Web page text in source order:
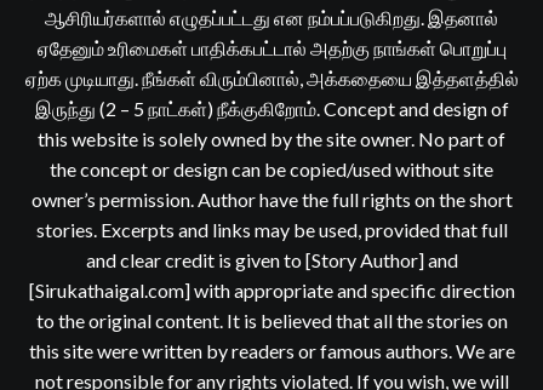
ஆசிரியர்களால் எழுதப்பட்டது என நம்பப்படுகிறது. இதனால்
ஏதேனும் உரிமைகள் பாதிக்கபட்டால் அதற்கு நாங்கள் பொறுப்பு
ஏற்க முடியாது. நீங்கள் விரும்பினால், அக்கதையை இத்தளத்தில்
இருந்து (2 – 5 நாட்கள்) நீக்குகிறோம். Concept and design of
this website is solely owned by the site owner. No part of
the concept or design can be copied/used without site
owner’s permission. Author have the full rights on the short
stories. Excerpts and links may be used, provided that full
and clear credit is given to [Story Author] and
[Sirukathaigal.com] with appropriate and specific direction
to the original content. It is believed that all the stories on
this site were written by readers or famous authors. We are
not responsible for any rights violated. If you wish, we will